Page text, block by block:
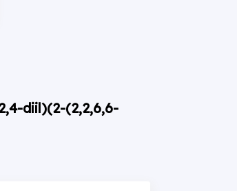
diil)(2-(2,2,6,6-